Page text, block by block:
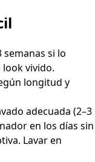
semanas si lo
vivido.
longitud y
adecuada (2–3
en los días sin
Lavar en